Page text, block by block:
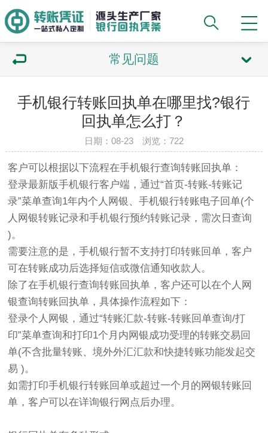
常见问题
手机银行转账回执单在哪里找?银行
回执单怎么打？
日期：08-23 浏览：722
客户可以根据以下流程在手机银行查询转账回执单：
登录最新版手机银行客户端，通过“首页-转账-转账记
录”菜单查询1年内个人网银、手机银行转账电子回单(个
人网银转账记录和手机银行预约转账记录，需次日查询
)。
需要注意的是，手机银行暂不支持打印转账回单，客户
可在转账成功后选择短信或微信通知收款人。
除了在手机银行查询转账回执单，客户还可以在个人网
银查询转账回执单，具体操作流程如下：
登录个人网银，通过“转账汇款-转账-转账回单查询/打
印”菜单查询和打印1个月内网银成功受理的转账交易回
单(不含批量转账、境外外汇汇款和快捷转账功能发起交
易 )。
如需打印手机银行转账回单或超过一个月的网银转账回
单，客户可以在详询银行网点后办理。